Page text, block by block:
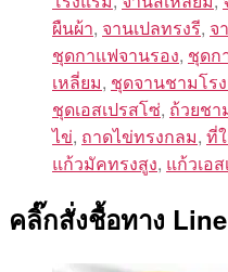
ผืนผ้า, จานเปลทรงรี, จ
ชุดกาแฟจานรอง, ชุดก
เหลี่ยม, ชุดจานชามโร
ชุดเอสเปรสโซ่, ถ้วยช
ไข่, ถาดไข่ทรงกลม, ที่
แก้วมัคทรงสูง, แก้วเอ
คลิ๊กสั่งชื้อทาง Line